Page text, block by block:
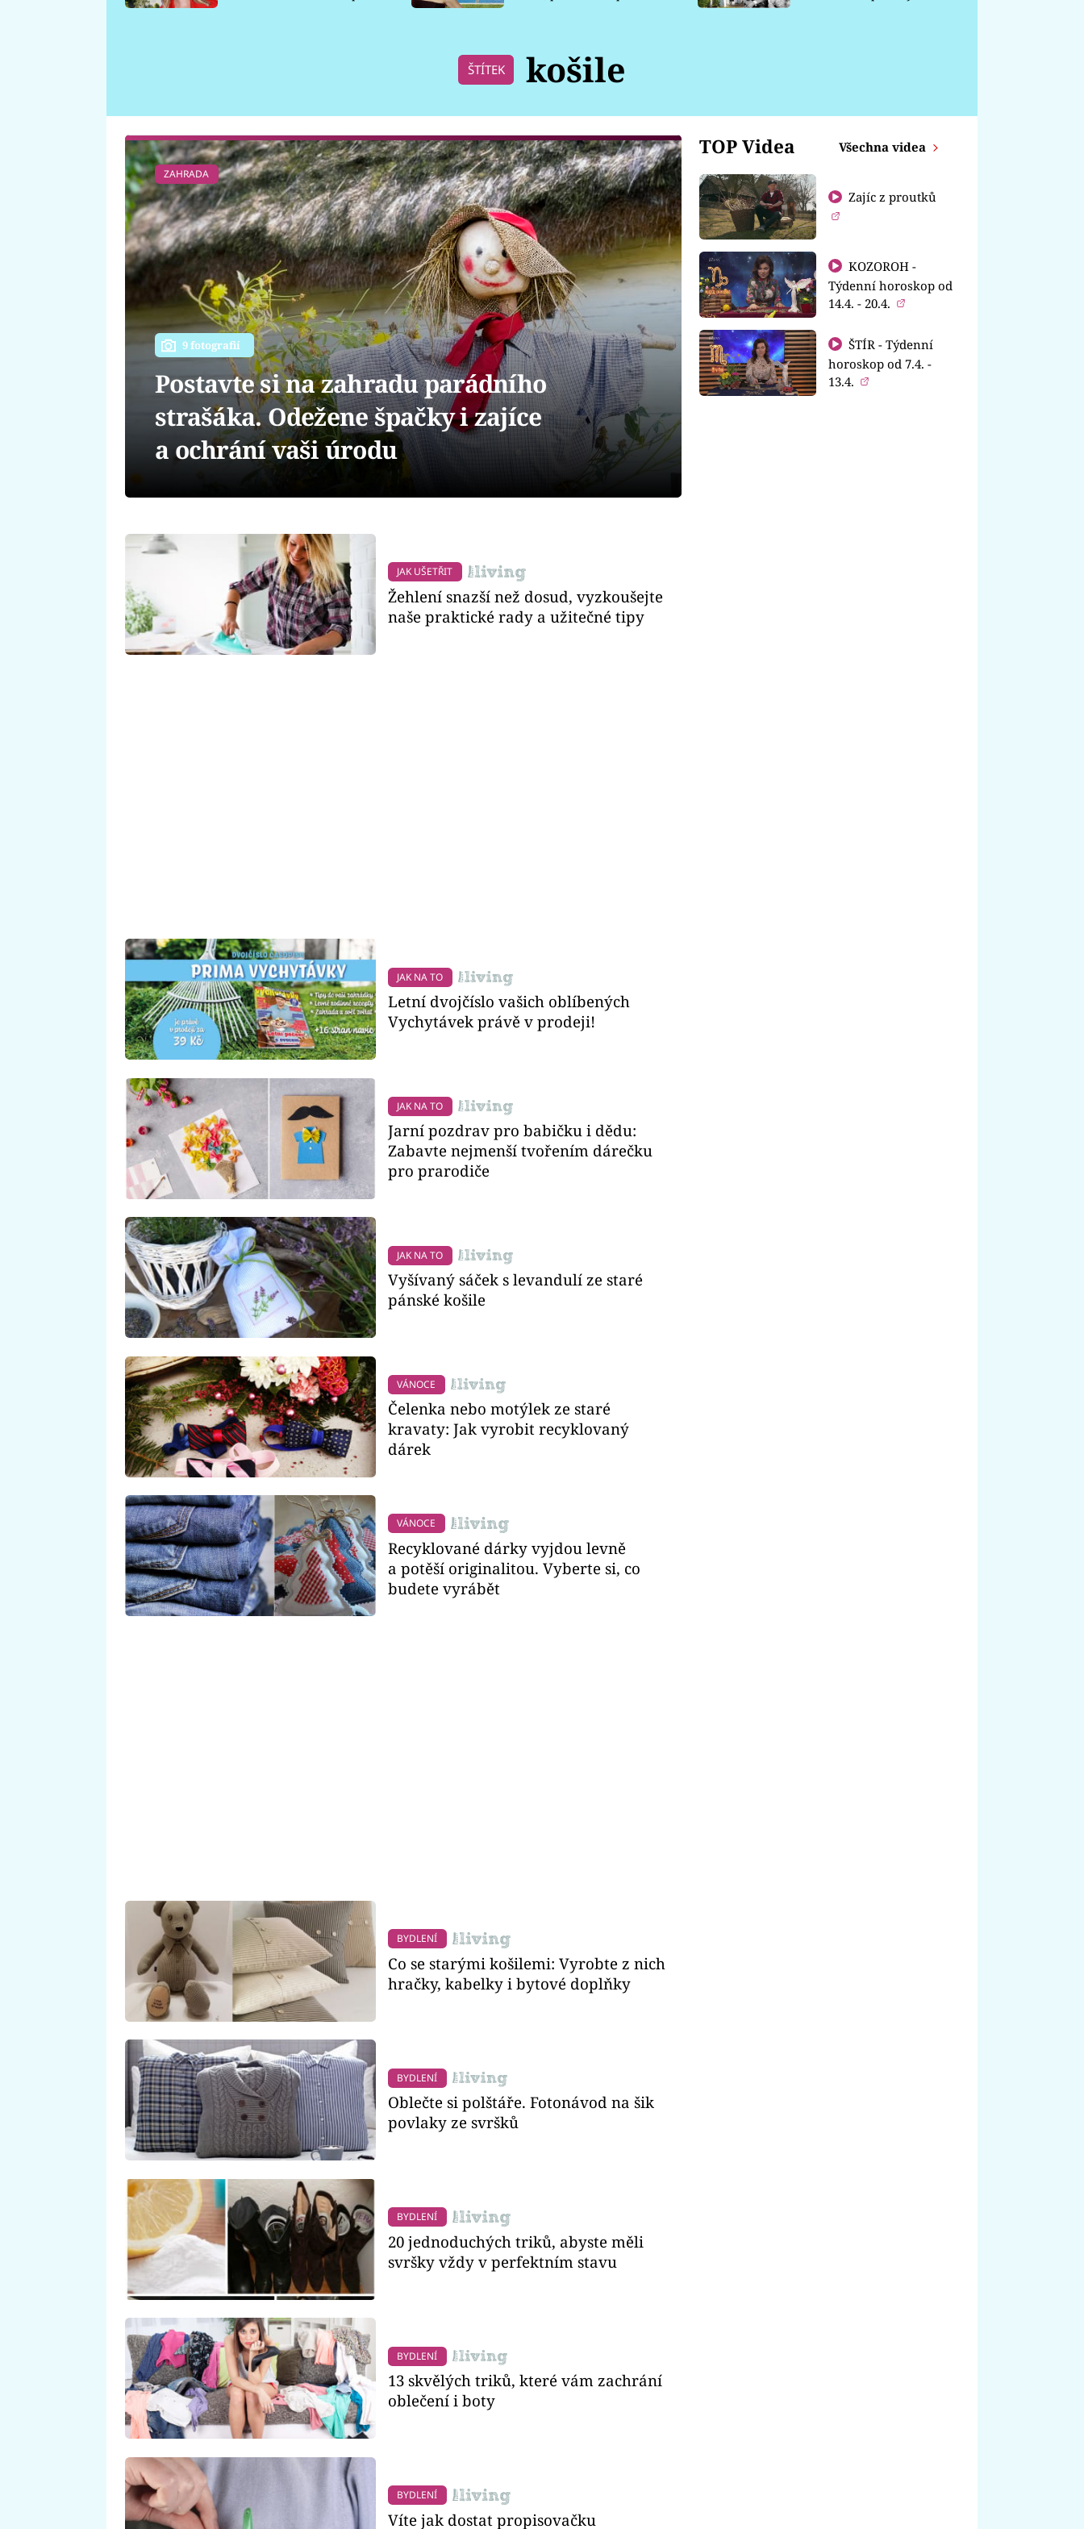
ŠTÍTEK košile
TOP Videa Všechna videa
Zajíc z proutků
KOZOROH -
Týdenní horoskop od
14.4. - 20.4.
ŠTÍR - Týdenní
horoskop od 7.4. -
13.4.
ZAHRADA
9 fotografií
Postavte si na zahradu parádního
strašáka. Odežene špačky i zajíce
a ochrání vaši úrodu
JAK UŠETŘIT
Žehlení snazší než dosud, vyzkoušejte
naše praktické rady a užitečné tipy
JAK NA TO
Letní dvojčíslo vašich oblíbených
Vychytávek právě v prodeji!
JAK NA TO
Jarní pozdrav pro babičku i dědu:
Zabavte nejmenší tvořením dárečku
pro prarodiče
JAK NA TO
Vyšívaný sáček s levandulí ze staré
pánské košile
VÁNOCE
Čelenka nebo motýlek ze staré
kravaty: Jak vyrobit recyklovaný
dárek
VÁNOCE
Recyklované dárky vyjdou levně
a potěší originalitou. Vyberte si, co
budete vyrábět
BYDLENÍ
Co se starými košilemi: Vyrobte z nich
hračky, kabelky i bytové doplňky
BYDLENÍ
Oblečte si polštáře. Fotonávod na šik
povlaky ze svršků
BYDLENÍ
20 jednoduchých triků, abyste měli
svršky vždy v perfektním stavu
BYDLENÍ
13 skvělých triků, které vám zachrání
oblečení i boty
BYDLENÍ
Víte jak dostat propisovačku